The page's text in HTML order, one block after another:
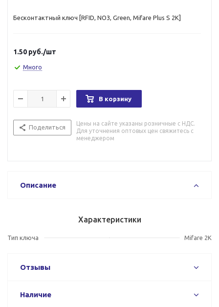
Бесконтактный ключ [RFID, NO3, Green, Mifare Plus S 2K]
1.50 руб./шт
Много
В корзину
Поделиться
Цены на сайте указаны розничные с НДС.
Для уточнения оптовых цен свяжитесь с
менеджером
Описание
Характеристики
Тип ключа Mifare 2K
Отзывы
Наличие